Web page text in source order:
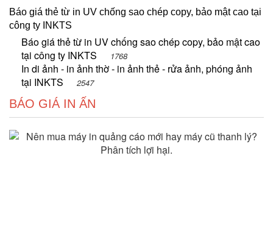
Báo giá thẻ từ in UV chống sao chép copy, bảo mật cao tại
công ty INKTS
Báo giá thẻ từ in UV chống sao chép copy, bảo mật cao
tại công ty INKTS
1768
In di ảnh - in ảnh thờ - in ảnh thẻ - rửa ảnh, phóng ảnh
tại INKTS
2547
BÁO GIÁ IN ẤN